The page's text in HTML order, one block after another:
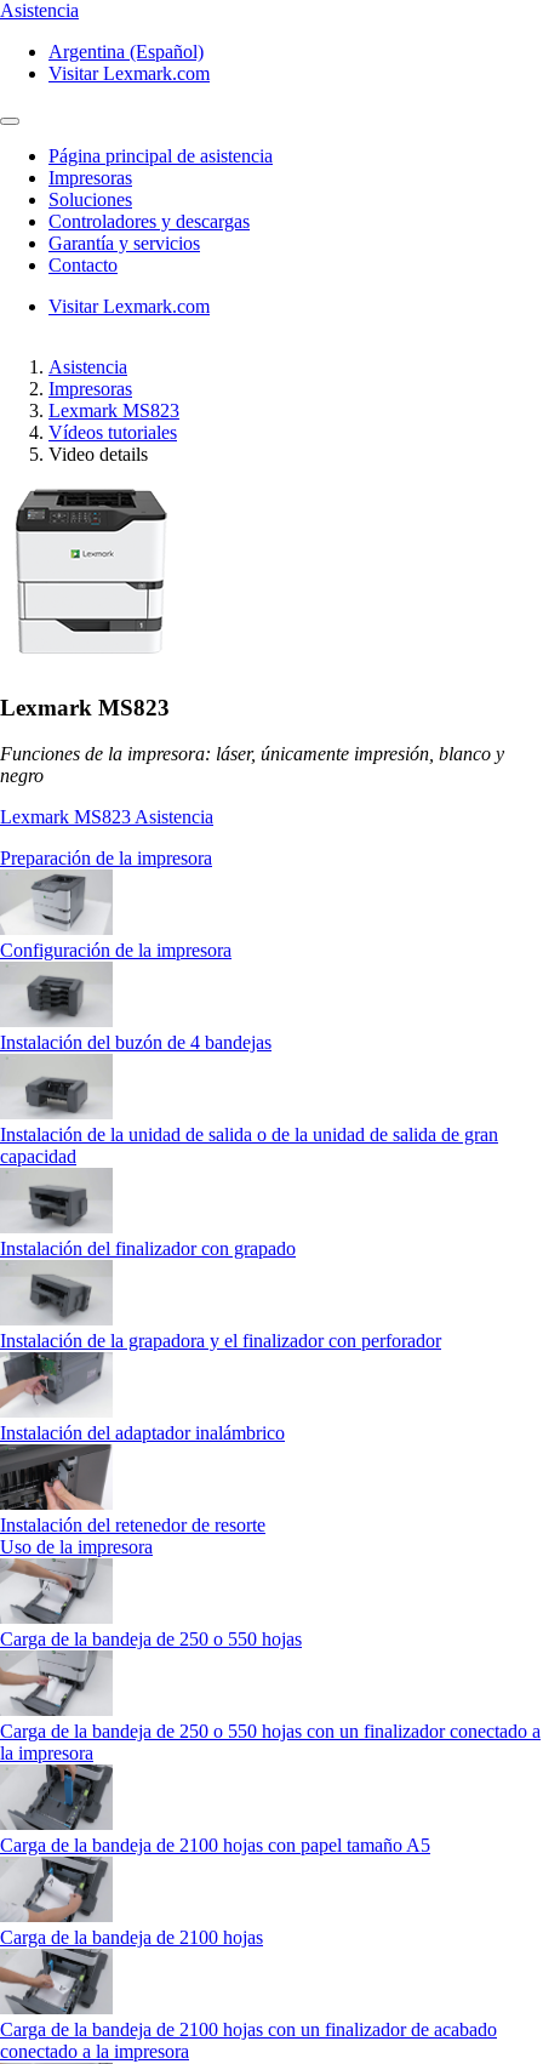
Asistencia
Argentina (Español)
Visitar Lexmark.com
Página principal de asistencia
Impresoras
Soluciones
Controladores y descargas
Garantía y servicios
Contacto
Visitar Lexmark.com
Asistencia
Impresoras
Lexmark MS823
Vídeos tutoriales
Video details
Lexmark MS823
Funciones de la impresora: láser, únicamente impresión, blanco y
negro
Lexmark MS823 Asistencia
Preparación de la impresora
Configuración de la impresora
Instalación del buzón de 4 bandejas
Instalación de la unidad de salida o de la unidad de salida de gran
capacidad
Instalación del finalizador con grapado
Instalación de la grapadora y el finalizador con perforador
Instalación del adaptador inalámbrico
Instalación del retenedor de resorte
Uso de la impresora
Carga de la bandeja de 250 o 550 hojas
Carga de la bandeja de 250 o 550 hojas con un finalizador conectado a
la impresora
Carga de la bandeja de 2100 hojas con papel tamaño A5
Carga de la bandeja de 2100 hojas
Carga de la bandeja de 2100 hojas con un finalizador de acabado
conectado a la impresora